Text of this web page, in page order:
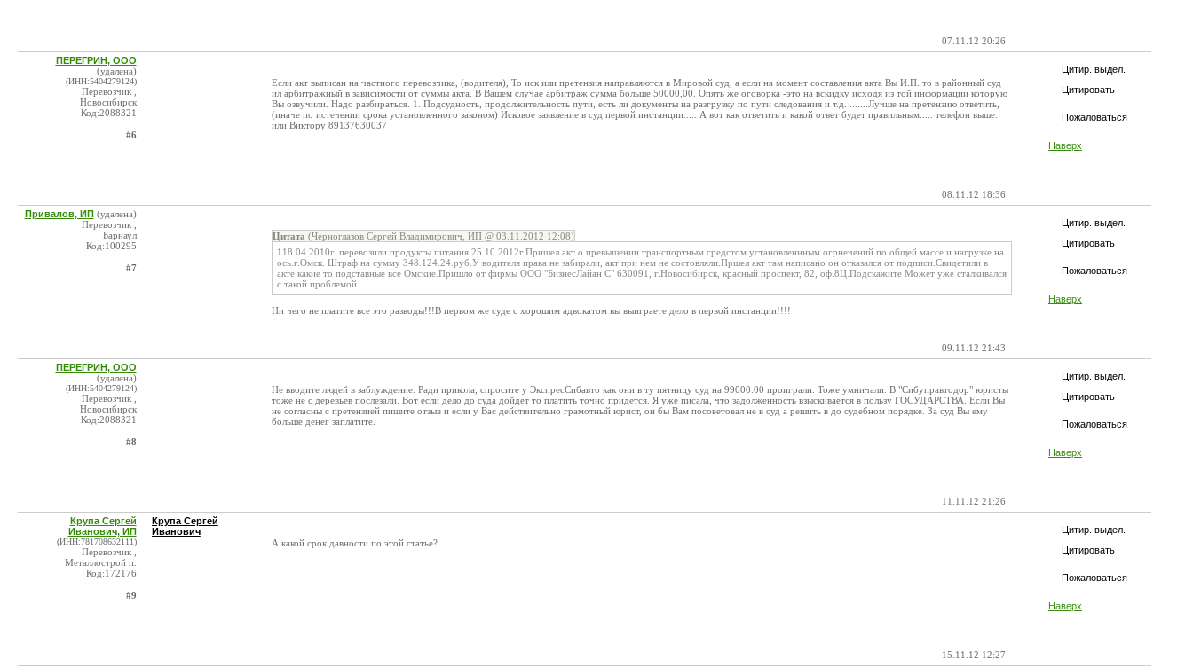
07.11.12 20:26
Цитир. выдел.
Цитировать
Пожаловаться
Наверх
ПЕРЕГРИН, ООО
(удалена)
(ИНН:5404279124)
Перевозчик ,
Новосибирск
Код:2088321
#6
Если акт выписан на частного перевозчика, (водителя), То иск или претензия направляются в Мировой суд, а если на момент составления акта Вы И.П. то в районный суд
ил арбитражный в зависимости от суммы акта. В Вашем случае арбитраж сумма больше 50000,00. Опять же оговорка -это на вскидку исходя из той информации которую
Вы озвучили. Надо разбираться. 1. Подсудность, продолжительность пути, есть ли документы на разгрузку по пути следования и т.д. .......Лучше на претензию ответить,
(иначе по истечении срока установленного законом) Исковое заявление в суд первой инстанции..... А вот как ответить и какой ответ будет правильным..... телефон выше.
или Виктору 89137630037
08.11.12 18:36
Цитир. выдел.
Цитировать
Пожаловаться
Наверх
Привалов, ИП (удалена)
Перевозчик ,
Барнаул
Код:100295
#7
Цитата (Черноглазов Сергей Владимирович, ИП @ 03.11.2012 12:08)
118.04.2010г. перевозили продукты питания.25.10.2012г.Пришел акт о превышении транспортным средстом установленнным огрнечений по общей массе и нагрузке на
ось.г.Омск. Штраф на сумму 348.124.24.руб.У водителя права не забирали, акт при нем не состовляли.Пршел акт там написано он отказался от подписи.Свидетили в
акте какие то подставные все Омские.Пришло от фирмы ООО "БизнесЛайан С" 630091, г.Новосибирск, красный проспект, 82, оф.8Ц.Подскажите Может уже сталкивался
с такой проблемой.
Ни чего не платите все это разводы!!!В первом же суде с хорошим адвокатом вы выиграете дело в первой инстанции!!!!
09.11.12 21:43
Цитир. выдел.
Цитировать
Пожаловаться
Наверх
ПЕРЕГРИН, ООО
(удалена)
(ИНН:5404279124)
Перевозчик ,
Новосибирск
Код:2088321
#8
Не вводите людей в заблуждение. Ради прикола, спросите у ЭкспресСибавто как они в ту пятницу суд на 99000.00 проиграли. Тоже умничали. В "Сибуправтодор" юристы
тоже не с деревьев послезали. Вот если дело до суда дойдет то платить точно придется. Я уже писала, что задолженность взыскивается в пользу ГОСУДАРСТВА. Если Вы
не согласны с претензией пишите отзыв и если у Вас действительно грамотный юрист, он бы Вам посоветовал не в суд а решить в до судебном порядке. За суд Вы ему
больше денег заплатите.
11.11.12 21:26
Цитир. выдел.
Цитировать
Пожаловаться
Наверх
Крупа Сергей
Иванович, ИП
(ИНН:781708632111)
Перевозчик ,
Металлострой п.
Код:172176
#9
Крупа Сергей
Иванович
А какой срок давности по этой статье?
15.11.12 12:27